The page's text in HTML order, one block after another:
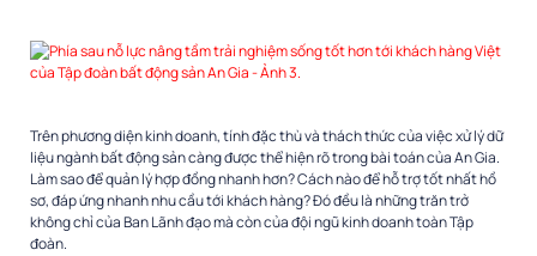
Trên phương diện kinh doanh, tính đặc thù và thách thức của việc xử lý dữ
liệu ngành bất động sản càng được thể hiện rõ trong bài toán của An Gia.
Làm sao để quản lý hợp đồng nhanh hơn? Cách nào để hỗ trợ tốt nhất hồ
sơ, đáp ứng nhanh nhu cầu tới khách hàng? Đó đều là những trăn trở
không chỉ của Ban Lãnh đạo mà còn của đội ngũ kinh doanh toàn Tập
đoàn.